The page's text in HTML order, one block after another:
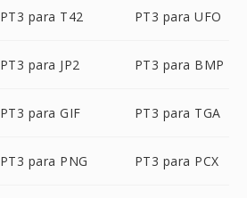
PT3 para T42 PT3 para UFO
PT3 para JP2 PT3 para BMP
PT3 para GIF PT3 para TGA
PT3 para PNG PT3 para PCX